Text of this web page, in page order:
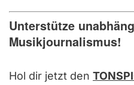
Unterstütze
Musikjournalismus!
Hol dir jetzt den